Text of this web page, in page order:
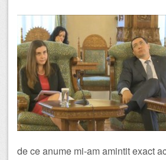
de ce anume mi-am amintit exact